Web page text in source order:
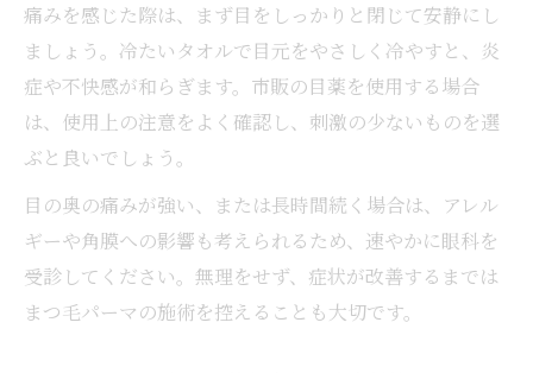
痛みを感じた際は、まず目をしっかりと閉じて安静にし
ましょう。冷たいタオルで目元をやさしく冷やすと、炎
症や不快感が和らぎます。市販の目薬を使用する場合
は、使用上の注意をよく確認し、刺激の少ないものを選
ぶと良いでしょう。
目の奥の痛みが強い、または長時間続く場合は、アレル
ギーや角膜への影響も考えられるため、速やかに眼科を
受診してください。無理をせず、症状が改善するまでは
まつ毛パーマの施術を控えることも大切です。